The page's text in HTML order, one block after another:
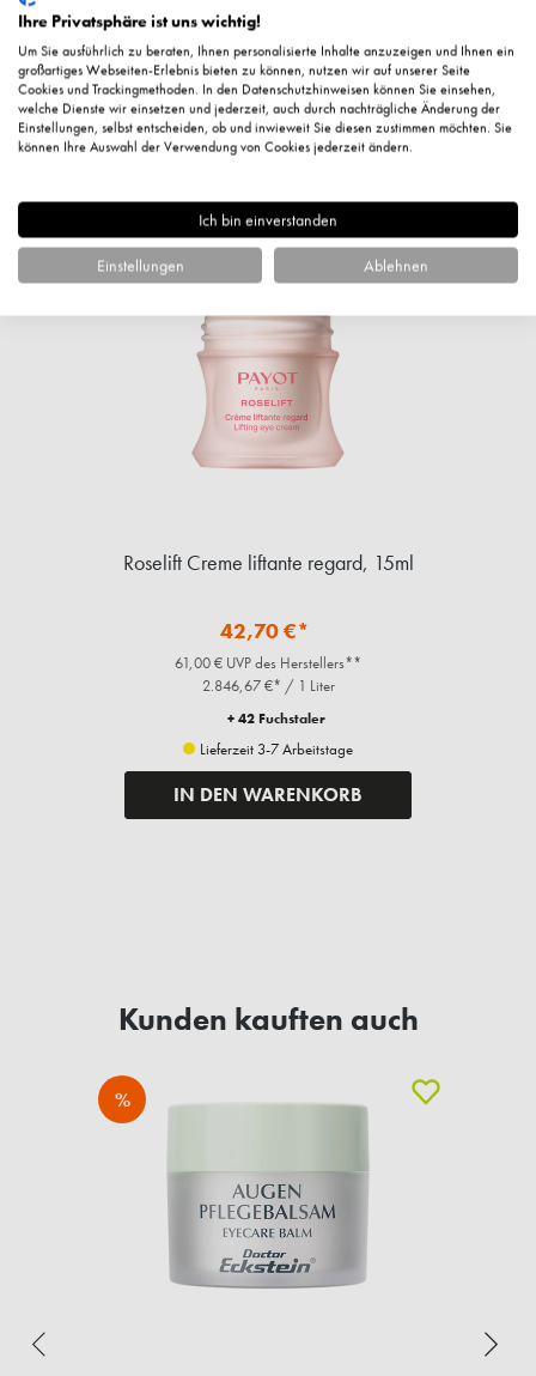
Fragen zum Artikel?
%
Roselift Creme liftante regard, 15ml
42,70 €*
61,00 € UVP des Herstellers**
2.846,67 €* / 1 Liter
+ 42 Fuchstaler
Lieferzeit 3-7 Arbeitstage
IN DEN WARENKORB
Kunden kauften auch
%
Ihre Privatsphäre ist uns wichtig!
Um Sie ausführlich zu beraten, Ihnen personalisierte Inhalte anzuzeigen und Ihnen ein
großartiges Webseiten-Erlebnis bieten zu können, nutzen wir auf unserer Seite
Cookies und Trackingmethoden. In den Datenschutzhinweisen können Sie einsehen,
welche Dienste wir einsetzen und jederzeit, auch durch nachträgliche Änderung der
Einstellungen, selbst entscheiden, ob und inwieweit Sie diesen zustimmen möchten. Sie
können Ihre Auswahl der Verwendung von Cookies jederzeit ändern.
Ich bin einverstanden
Einstellungen Ablehnen